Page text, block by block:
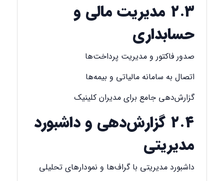
۲.۳ مدیریت مالی و
حسابداری
صدور فاکتور و مدیریت پرداخت‌ها
اتصال به سامانه مالیاتی و بیمه‌ها
گزارش‌دهی جامع برای مدیران کلینیک
۲.۴ گزارش‌دهی و داشبورد
مدیریتی
داشبورد مدیریتی با گراف‌ها و نمودارهای تحلیلی